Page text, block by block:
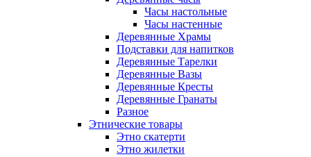
Часы настольные
Часы настенные
Деревянные Храмы
Подставки для напитков
Деревянные Тарелки
Деревянные Вазы
Деревянные Кресты
Деревянные Гранаты
Разное
Этнические товары
Этно скатерти
Этно жилетки